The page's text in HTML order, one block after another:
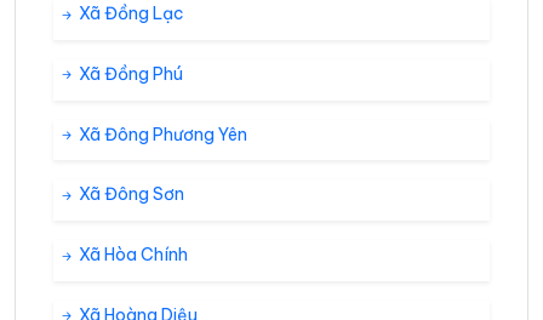
Xã Đồng Lạc
Xã Đồng Phú
Xã Đông Phương Yên
Xã Đông Sơn
Xã Hòa Chính
Xã Hoàng Diệu